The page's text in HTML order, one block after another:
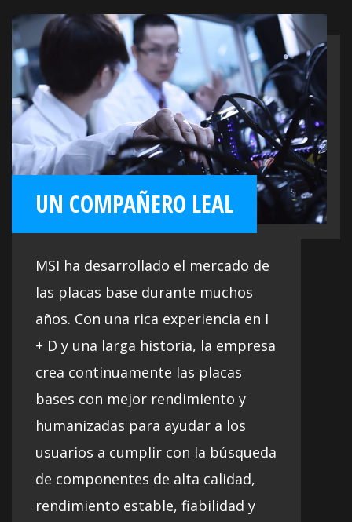
para satisfacer cualquier flujo de trabajo
profesional, las placas base de la Serie
PRO facilitan la vida en los negocios y en
el uso de oficina.
UN COMPAÑERO LEAL
MSI ha desarrollado el mercado de
las placas base durante muchos
años. Con una rica experiencia en I
+ D y una larga historia, la empresa
crea continuamente las placas
bases con mejor rendimiento y
humanizadas para ayudar a los
usuarios a cumplir con la búsqueda
de componentes de alta calidad,
rendimiento estable, fiabilidad y